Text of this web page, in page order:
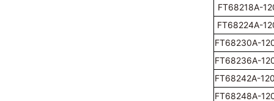
FT68218A-
FT68224A-
FT68230A-
FT68236A-
FT68242A-
FT68248A-